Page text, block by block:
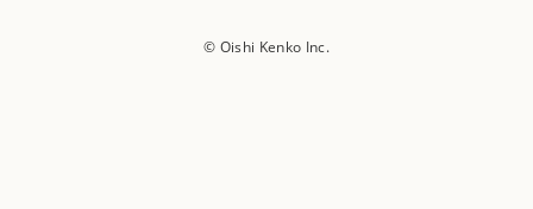
© Oishi Kenko Inc.